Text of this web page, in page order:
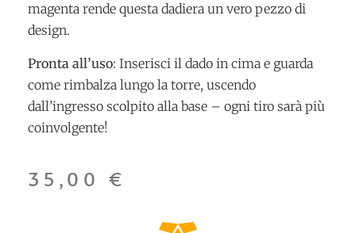
magenta rende questa dadiera un vero pezzo di
design.
Pronta all’uso: Inserisci il dado in cima e guarda
come rimbalza lungo la torre, uscendo
dall’ingresso scolpito alla base – ogni tiro sarà più
coinvolgente!
35,00 €